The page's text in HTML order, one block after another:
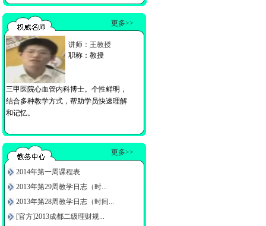
更多>>
讲师：王教授
职称：教授
三甲医院心血管内科博士。个性鲜明，
结合多种教学方式，帮助学员快速理解
和记忆。
更多>>
2014年第一周课程表
2013年第29周教学日志（时...
2013年第28周教学日志（时间...
[官方]2013成都二级理财规...